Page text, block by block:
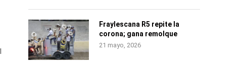
Fraylescana R5 repite la
corona; gana remolque
21 mayo, 2026